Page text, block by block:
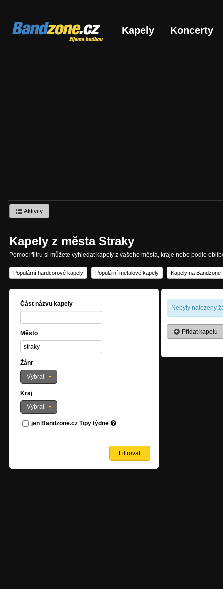
Bandzone.cz
žijeme hudbou Kapely Koncerty
Aktivity
Kapely z města Straky
Pomocí filtru si můžete vyhledat kapely z vašeho města, kraje nebo podle
Populární hardcorové kapely Populární metalové kapely Kapely na Bandzone
Část názvu kapely
Město
Žánr
Vybrat
Kraj
Vybrat
jen Bandzone.cz Tipy týdne
Nebyly nalezeny
Přidat kapelu